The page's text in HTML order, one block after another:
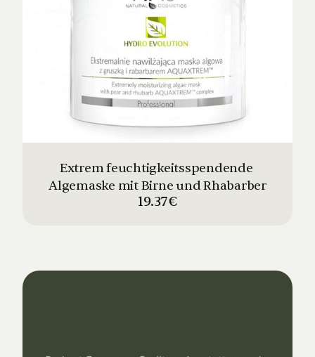
Extrem feuchtigkeitsspendende
Algemaske mit Birne und Rhabarber
19.37€